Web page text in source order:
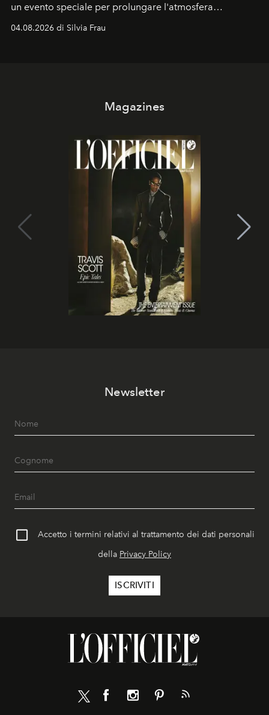
un evento speciale per prolungare l'atmosfera
04.08.2026 di Silvia Frau
Magazines
Newsletter
Accetto i termini relativi al trattamento dei dati personali
della Privacy Policy